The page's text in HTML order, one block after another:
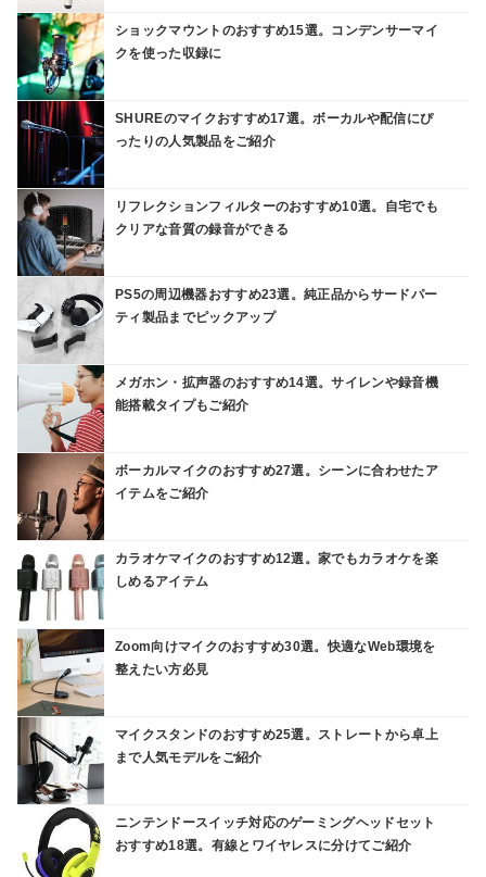
ショックマウントのおすすめ15選。コンデンサーマイ
クを使った収録に
SHUREのマイクおすすめ17選。ボーカルや配信にぴ
ったりの人気製品をご紹介
リフレクションフィルターのおすすめ10選。自宅でも
クリアな音質の録音ができる
PS5の周辺機器おすすめ23選。純正品からサードパー
ティ製品までピックアップ
メガホン・拡声器のおすすめ14選。サイレンや録音機
能搭載タイプもご紹介
ボーカルマイクのおすすめ27選。シーンに合わせたア
イテムをご紹介
カラオケマイクのおすすめ12選。家でもカラオケを楽
しめるアイテム
Zoom向けマイクのおすすめ30選。快適なWeb環境を
整えたい方必見
マイクスタンドのおすすめ25選。ストレートから卓上
まで人気モデルをご紹介
ニンテンドースイッチ対応のゲーミングヘッドセット
おすすめ18選。有線とワイヤレスに分けてご紹介